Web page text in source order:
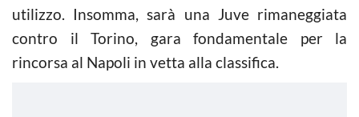
utilizzo. Insomma, sarà una Juve rimaneggiata
contro il Torino, gara fondamentale per la
rincorsa al Napoli in vetta alla classifica.